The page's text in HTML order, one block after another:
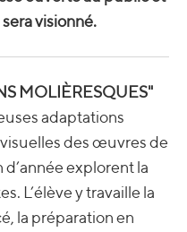
visionné.
MOLIÈRESQUES"
adaptations
des œuvres de
explorent la
L’élève y travaille la
la préparation en